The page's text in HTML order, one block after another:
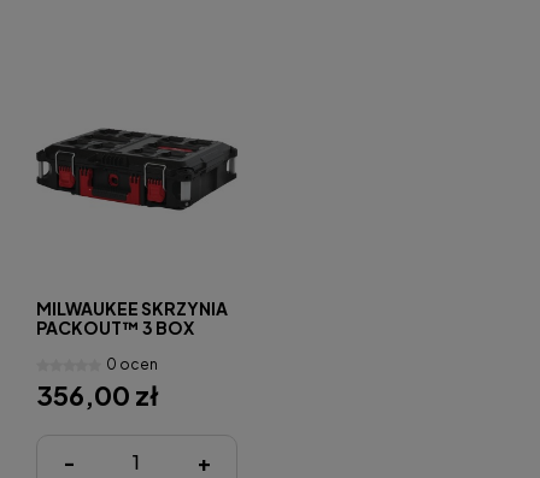
MILWAUKEE SKRZYNIA
PACKOUT™ 3 BOX
0 ocen
356,00 zł
- +